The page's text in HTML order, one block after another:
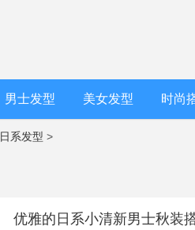
男士发型 美女发型 时尚
日系发型 >
优雅的日系小清新男士秋装